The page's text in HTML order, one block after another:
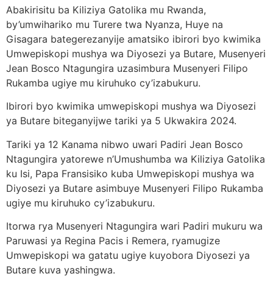
Abakirisitu ba Kiliziya Gatolika mu Rwanda,
by’umwihariko mu Turere twa Nyanza, Huye na
Gisagara bategerezanyije amatsiko ibirori byo kwimika
Umwepiskopi mushya wa Diyosezi ya Butare, Musenyeri
Jean Bosco Ntagungira uzasimbura Musenyeri Filipo
Rukamba ugiye mu kiruhuko cy’izabukuru.
Ibirori byo kwimika umwepiskopi mushya wa Diyosezi
ya Butare biteganyijwe tariki ya 5 Ukwakira 2024.
Tariki ya 12 Kanama nibwo uwari Padiri Jean Bosco
Ntagungira yatorewe n’Umushumba wa Kiliziya Gatolika
ku Isi, Papa Fransisiko kuba Umwepiskopi mushya wa
Diyosezi ya Butare asimbuye Musenyeri Filipo Rukamba
ugiye mu kiruhuko cy’izabukuru.
Itorwa rya Musenyeri Ntagungira wari Padiri mukuru wa
Paruwasi ya Regina Pacis i Remera, ryamugize
Umwepiskopi wa gatatu ugiye kuyobora Diyosezi ya
Butare kuva yashingwa.